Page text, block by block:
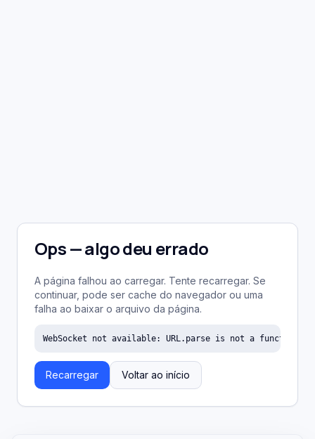
Ops — algo deu errado
A página falhou ao carregar. Tente recarregar. Se
continuar, pode ser cache do navegador ou uma
falha ao baixar o arquivo da página.
WebSocket not available: URL.parse is not a function
Recarregar Voltar ao início